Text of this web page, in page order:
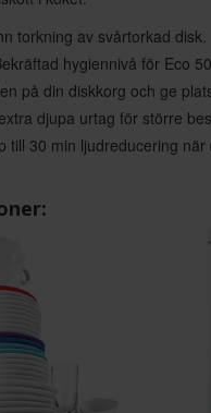
torkning av svårtorkad disk.
hygiennivå för Eco
på din diskkorg och ge
djupa urtag för större
till 30 min ljudreducering